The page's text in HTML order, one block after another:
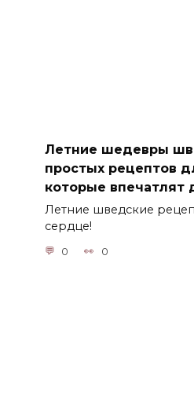
Летние шедевры
простых рецептов
которые впечатлят
Летние шведские
сердце!
0 0